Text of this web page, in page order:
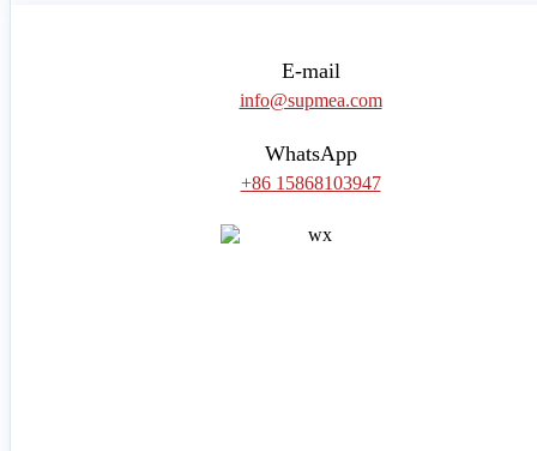
E-mail
info@supmea.com
WhatsApp
+86 15868103947